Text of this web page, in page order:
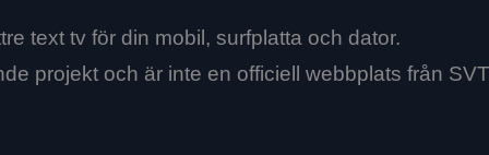
text tv för din mobil, surfplatta och dator.
projekt och är inte en officiell webbplats från